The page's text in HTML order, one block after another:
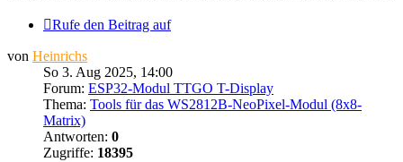
Rufe den Beitrag auf
von Heinrichs
So 3. Aug 2025, 14:00
Forum: ESP32-Modul TTGO T-Display
Thema: Tools für das WS2812B-NeoPixel-Modul (8x8-
Matrix)
Antworten: 0
Zugriffe: 18395